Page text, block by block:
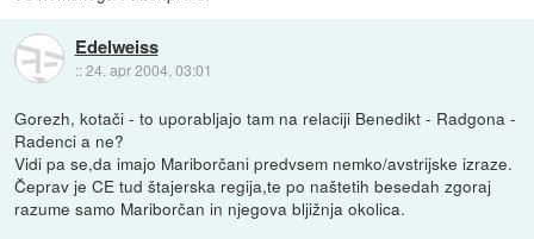
Edelweiss
::24. apr 2004, 03:01
Gorezh, kotači - to uporabljajo tam na relaciji Benedikt - Radgona -
Radenci a ne?
Vidi pa se,da imajo Mariborčani predvsem nemko/avstrijske izraze.
Čeprav je CE tud štajerska regija,te po naštetih besedah zgoraj
razume samo Mariborčan in njegova bljižnja okolica.